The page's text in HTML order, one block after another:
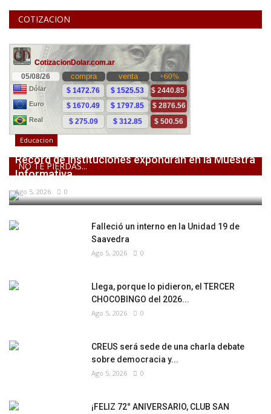
COTIZACION
NO TE PIERDAS...
Educacion
Récord de instituciones expondrán en la Muestra
Informativa...
Ago 5, 2026 0
Falleció un interno en la Unidad 19 de
Saavedra
Ago 5, 2026 0
Llega, porque lo pidieron, el TERCER
CHOCOBINGO del 2026...
Ago 5, 2026 0
CREUS será sede de una charla debate
sobre democracia y...
Ago 5, 2026 0
¡FELIZ 72° ANIVERSARIO, CLUB SAN